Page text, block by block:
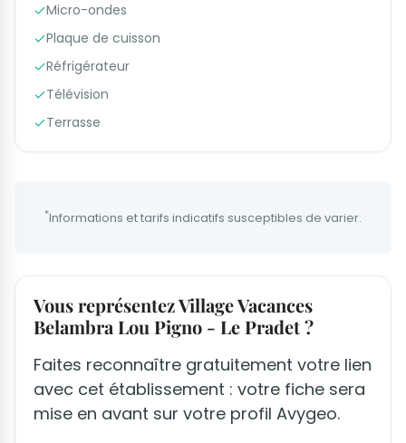
Micro-ondes
Plaque de cuisson
Réfrigérateur
Télévision
Terrasse
*Informations et tarifs indicatifs susceptibles de varier.
Vous représentez Village Vacances
Belambra Lou Pigno - Le Pradet ?
Faites reconnaître gratuitement votre lien
avec cet établissement : votre fiche sera
mise en avant sur votre profil Avygeo.